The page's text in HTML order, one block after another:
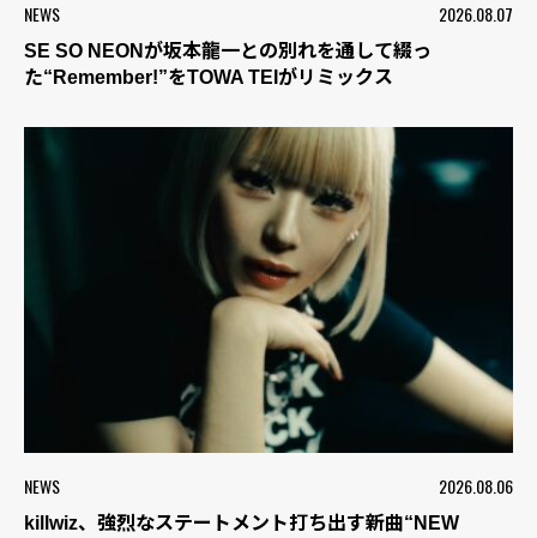
NEWS 2026.08.07
SE SO NEONが坂本龍一との別れを通して綴っ
た“Remember!”をTOWA TEIがリミックス
NEWS 2026.08.06
killwiz、強烈なステートメント打ち出す新曲“NEW